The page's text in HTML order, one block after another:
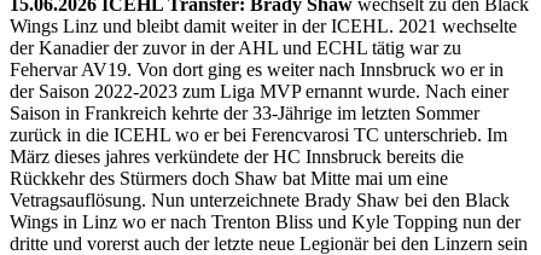
15.06.2026 ICEHL Transfer: Brady Shaw wechselt zu den Black
Wings Linz und bleibt damit weiter in der ICEHL. 2021 wechselte
der Kanadier der zuvor in der AHL und ECHL tätig war zu
Fehervar AV19. Von dort ging es weiter nach Innsbruck wo er in
der Saison 2022-2023 zum Liga MVP ernannt wurde. Nach einer
Saison in Frankreich kehrte der 33-Jährige im letzten Sommer
zurück in die ICEHL wo er bei Ferencvarosi TC unterschrieb. Im
März dieses jahres verkündete der HC Innsbruck bereits die
Rückkehr des Stürmers doch Shaw bat Mitte mai um eine
Vetragsauflösung. Nun unterzeichnete Brady Shaw bei den Black
Wings in Linz wo er nach Trenton Bliss und Kyle Topping nun der
dritte und vorerst auch der letzte neue Legionär bei den Linzern sein